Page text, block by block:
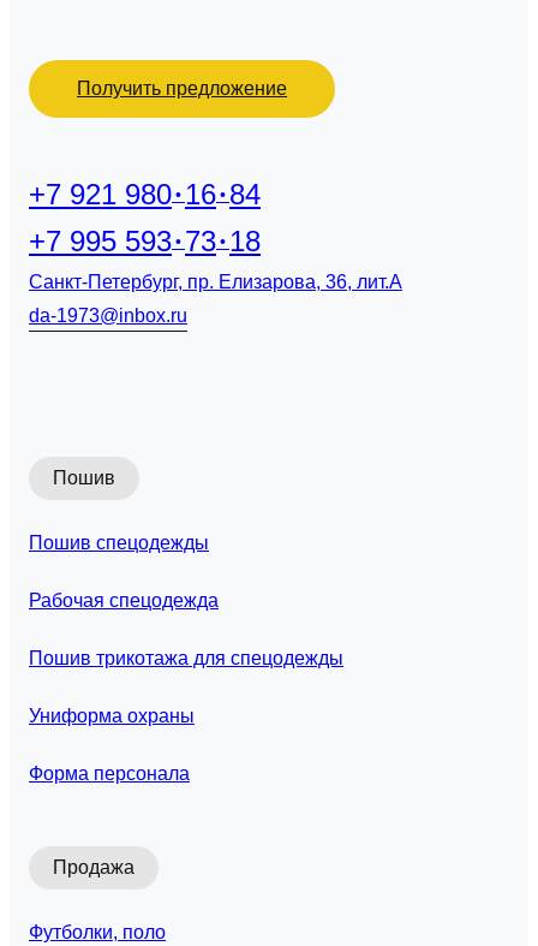
Получить предложение
+7 921 980 16 84
+7 995 593 73 18
Санкт-Петербург, пр. Елизарова, 36, лит.А
da-1973@inbox.ru
Пошив
Пошив спецодежды
Рабочая спецодежда
Пошив трикотажа для спецодежды
Униформа охраны
Форма персонала
Продажа
Футболки, поло